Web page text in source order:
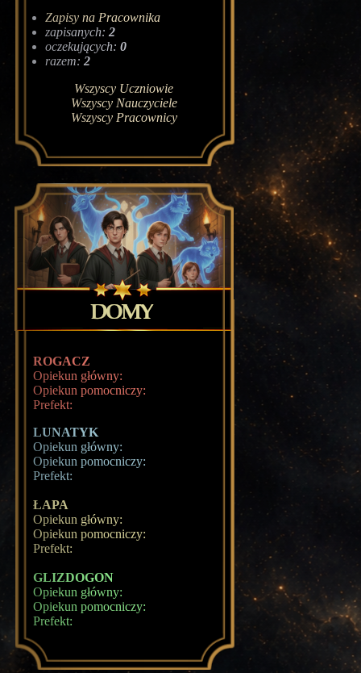
Zapisy na Pracownika
zapisanych: 2
oczekujących: 0
razem: 2
Wszyscy Uczniowie
Wszyscy Nauczyciele
Wszyscy Pracownicy
ROGACZ
Opiekun główny:
Opiekun pomocniczy:
Prefekt:
LUNATYK
Opiekun główny:
Opiekun pomocniczy:
Prefekt:
ŁAPA
Opiekun główny:
Opiekun pomocniczy:
Prefekt:
GLIZDOGON
Opiekun główny:
Opiekun pomocniczy:
Prefekt: